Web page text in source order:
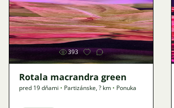
Obrázok
393
Rotala macrandra green
pred 19 dňami • Partizánske,? km • Ponuka